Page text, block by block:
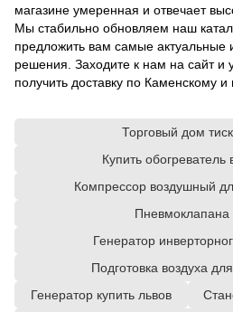
магазине умеренная и отвечает
Мы стабильно обновляем наш
предложить вам самые актуальные
решения. Заходите к нам на сайт и
получить доставку по Каменскому
Торговый дом
Купить обогреватель
Компрессор воздушный
Пневмоклапана
Генератор
Подготовка воздуха
Генератор купить львов